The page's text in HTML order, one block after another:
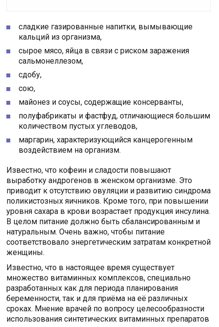
сладкие газированные напитки, вымывающие
кальций из организма,
сырое мясо, яйца в связи с риском заражения
сальмонеллезом,
сдобу,
сою,
майонез и соусы, содержащие консерванты,
полуфабрикаты и фастфуд, отличающиеся большим
количеством пустых углеводов,
маргарин, характеризующийся канцерогенным
воздействием на организм.
Известно, что кофеин и сладости повышают
выработку андрогенов в женском организме. Это
приводит к отсутствию овуляции и развитию синдрома
поликистозных яичников. Кроме того, при повышении
уровня сахара в крови возрастает продукция инсулина.
В целом питание должно быть сбалансированным и
натуральным. Очень важно, чтобы питание
соответствовало энергетическим затратам конкретной
женщины.
Известно, что в настоящее время существует
множество витаминных комплексов, специально
разработанных как для периода планирования
беременности, так и для приёма на её различных
сроках. Мнение врачей по вопросу целесообразности
использования синтетических витаминных препаратов